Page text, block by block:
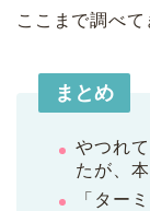
ここまで調べて
まとめ
やつれ
たが、
「ター